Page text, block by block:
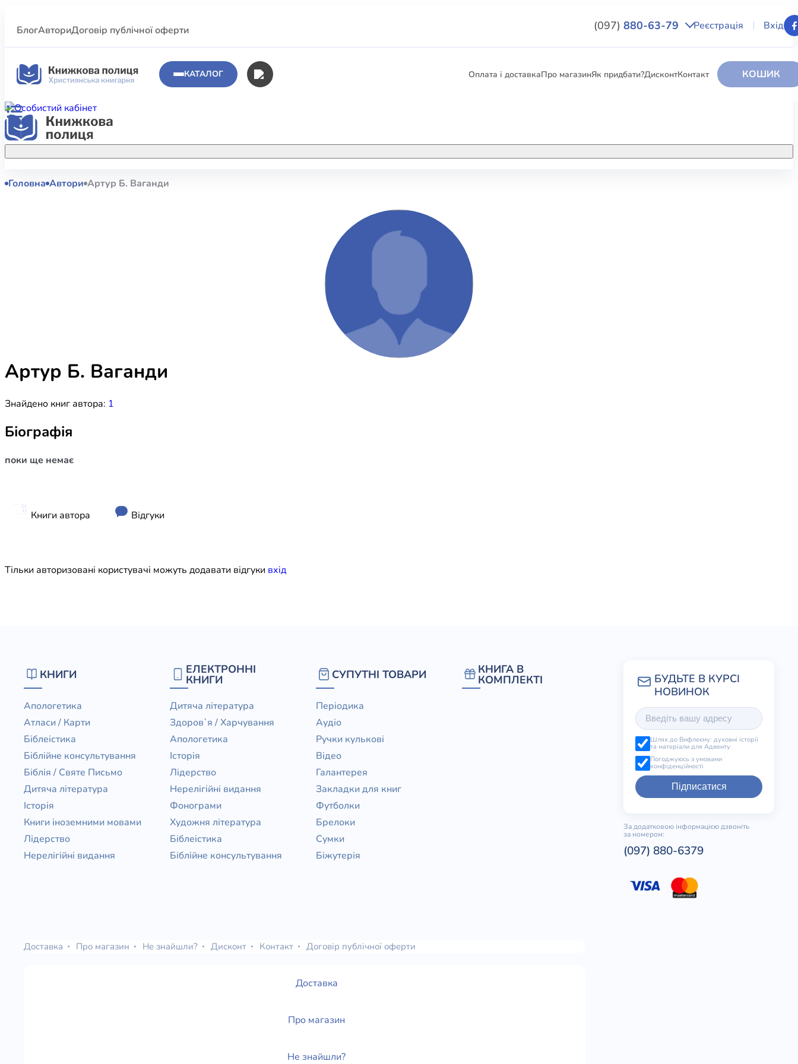
БлогАвториДоговір публічної оферти (097) 880-63-79 Реєстрація Вхід
КАТАЛОГ Оплата і доставкаПро магазинЯк придбати?ДисконтКонтакт КОШИК
Акційні пропозиції
полиці.
КНИГИ
Біблійне консультування
Художня література
ЕЛЕКТРОННІ КНИГИ
КНИГА В КОМПЛЕКТІ
Головна Автори Артур Б. Ваганди
Артур Б. Ваганди
Знайдено книг автора: 1
Біографія
поки ще немає
Книги автора Відгуки
Тільки авторизовані користувачі можуть додавати відгуки вхiд
КНИГИ
Апологетика
Атласи / Карти
Біблеістика
Біблійне консультування
Біблія / Святе Письмо
Дитяча література
Історія
Книги іноземними мовами
Лідерство
Нерелігійні видання
ЕЛЕКТРОННІ
КНИГИ
Дитяча література
Здоров`я / Харчування
Апологетика
Історія
Лідерство
Нерелігійні видання
Фонограми
Художня література
Біблеістика
Біблійне консультування
СУПУТНІ ТОВАРИ
Періодика
Аудіо
Ручки кулькові
Відео
Галантерея
Закладки для книг
Футболки
Брелоки
Сумки
Біжутерія
КНИГА В
КОМПЛЕКТІ
Шлях до Вифлеєму: духовні історії
та матеріали для Адвенту
Погоджуюсь з умовами
конфіденційності
Підписатися
За додатковою інформацією дзвоніть
за номером:
(097) 880-6379
Доставка Про магазин Не знайшли? Дисконт Контакт Договір публічної оферти
Доставка
Про магазин
Не знайшли?